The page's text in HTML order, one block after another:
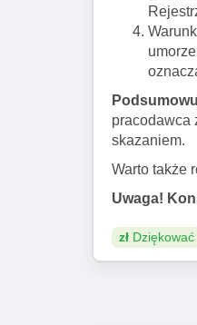
pracodawca
skazaniem.
Warto także
Uwaga!
zł Dziękować